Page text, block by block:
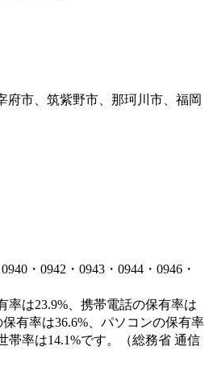
府市、筑紫野市、那珂川市、福岡
・0942・0943・0944・0946・
率は23.9%、携帯電話の保有率は
有率は36.6%、パソコンの保有率
帯率は14.1%です。（総務省 通信